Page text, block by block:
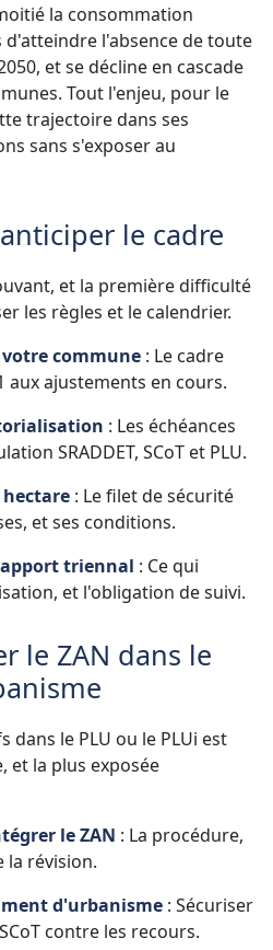
la consommation
d'atteindre l'absence de toute
et se décline en cascade
Tout l'enjeu, pour le
trajectoire dans ses
sans s'exposer au
le cadre
et la première difficulté
les règles et le calendrier.
votre commune : Le cadre
aux ajustements en cours.
: Les échéances
SRADDET, SCoT et PLU.
: Le filet de sécurité
et ses conditions.
triennal : Ce qui
et l'obligation de suivi.
le ZAN dans le
le PLU ou le PLUi est
et la plus exposée
le ZAN : La procédure,
la révision.
d'urbanisme : Sécuriser
contre les recours.